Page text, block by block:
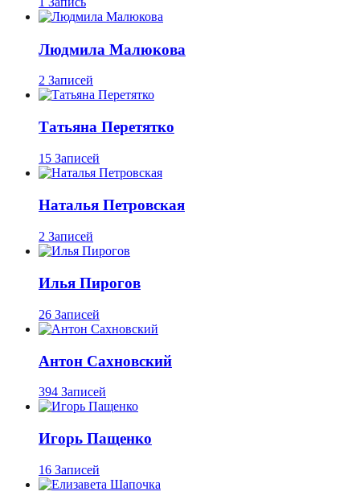
Людмила Малюкова
2 Записей
Татьяна Перетятко
15 Записей
Наталья Петровская
2 Записей
Илья Пирогов
26 Записей
Антон Сахновский
394 Записей
Игорь Пащенко
16 Записей